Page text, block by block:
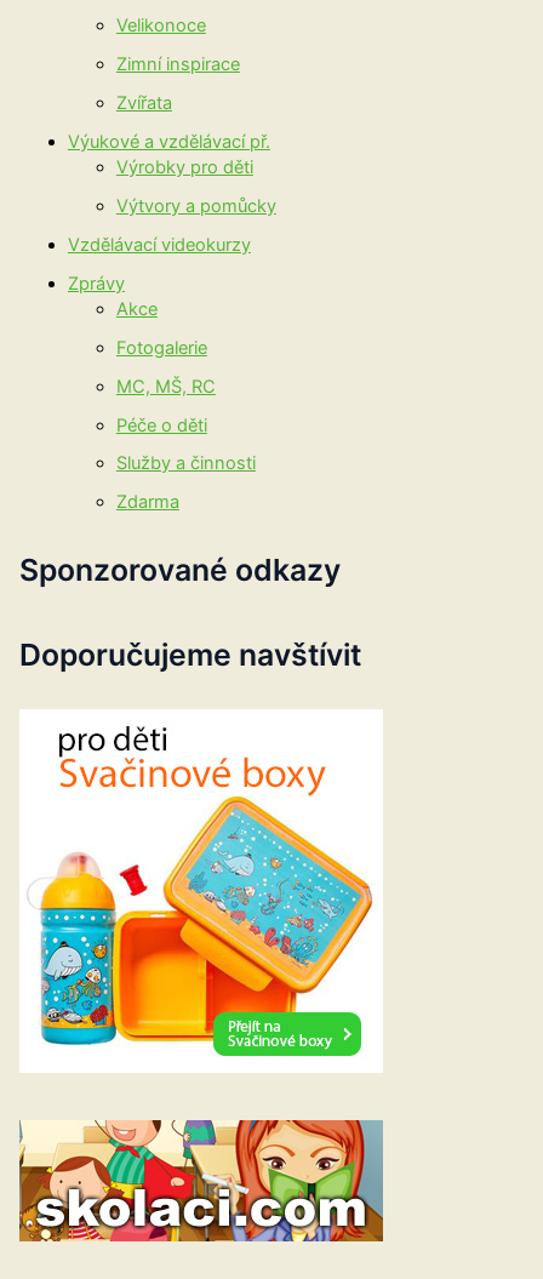
Velikonoce
Zimní inspirace
Zvířata
Výukové a vzdělávací př.
Výrobky pro děti
Výtvory a pomůcky
Vzdělávací videokurzy
Zprávy
Akce
Fotogalerie
MC, MŠ, RC
Péče o děti
Služby a činnosti
Zdarma
Sponzorované odkazy
Doporučujeme navštívit